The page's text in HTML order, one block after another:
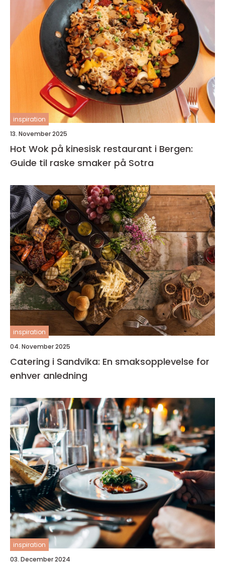
inspiration
13. November 2025
Hot Wok på kinesisk restaurant i Bergen:
Guide til raske smaker på Sotra
inspiration
04. November 2025
Catering i Sandvika: En smaksopplevelse for
enhver anledning
inspiration
03. December 2024